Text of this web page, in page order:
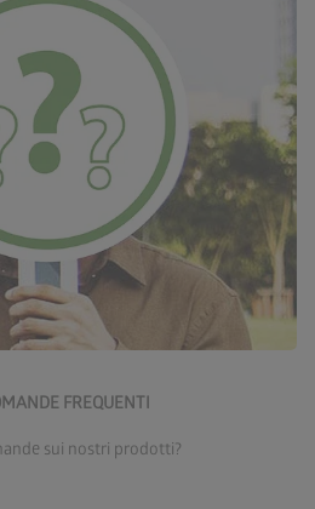
FREQUENTI
sui nostri prodotti?
frequenti